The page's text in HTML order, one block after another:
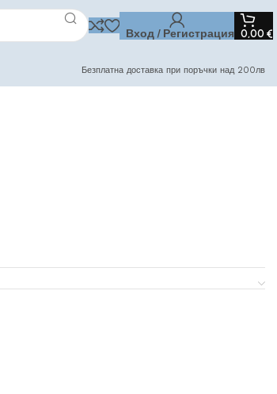
Вход / Регистрация 0,00 €
Безплатна доставка при поръчки над 200лв